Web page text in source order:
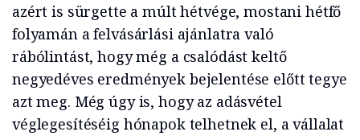
azért is sürgette a múlt hétvége, mostani hétfő
folyamán a felvásárlási ajánlatra való
rábólintást, hogy még a csalódást keltő
negyedéves eredmények bejelentése előtt tegye
azt meg. Még úgy is, hogy az adásvétel
véglegesítéséig hónapok telhetnek el, a vállalat